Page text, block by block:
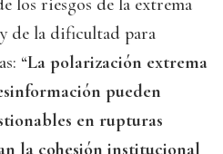
los riesgos de la extrema
de la dificultad para
“La polarización extrema
pueden
en rupturas